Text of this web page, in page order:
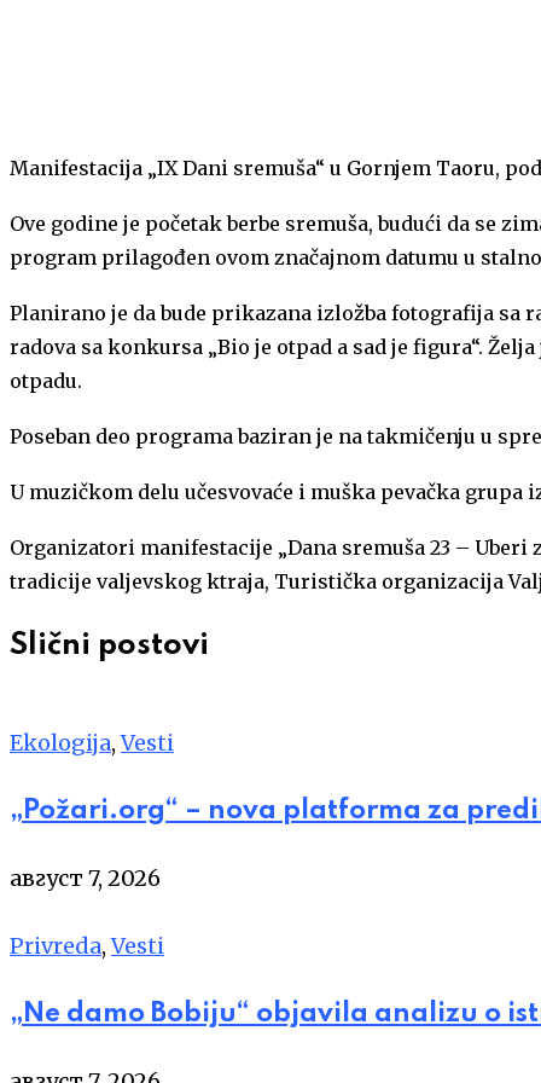
Manifestacija „IX Dani sremuša“ u Gornjem Taoru,
Ove godine je početak berbe sremuša, budući da se
program prilagođen ovom značajnom datumu u
Planirano je da bude prikazana izložba fotografija
radova sa konkursa „Bio je otpad a sad je figura“.
otpadu.
Poseban deo programa baziran je na takmičenju u
U muzičkom delu učesvovaće i muška pevačka grupa
Organizatori manifestacije „Dana sremuša 23 –
tradicije valjevskog ktraja, Turistička organizacija
Slični postovi
Ekologija,Vesti
„Požari.org“ – nova platforma za
август 7, 2026
Privreda,Vesti
„Ne damo Bobiju“ objavila analizu o